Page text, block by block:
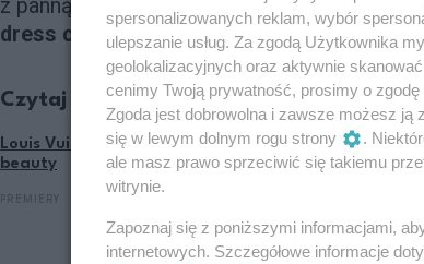
z panną młodą, dlategodoskonale
dress codzie.
Czytaj także:
Louis Vuitton rozpoczął sprzedaż online w Polsce.
beauty
spersonalizowanych reklam, wybór
ulepszanie usług. Za zgodą Użytkownika
geolokalizacyjnych oraz aktywnie
cenimy Twoją prywatność, prosimy o
Zgoda jest dobrowolna i zawsze możesz
się w lewym dolnym rogu strony
.
ale masz prawo sprzeciwić się takiemu
witrynie.
Zapoznaj się z poniższymi informacjami,
internetowych. Szczegółowe informacje